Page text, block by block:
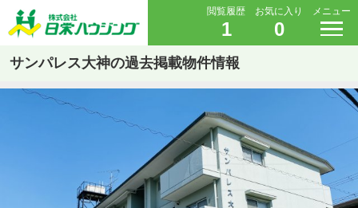
閲覧履歴
1
お気に入り
0
メニュー
サンパレス大神の過去掲載物件情報